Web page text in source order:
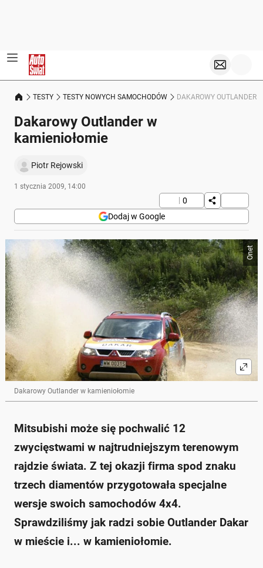
TESTY TESTY NOWYCH SAMOCHODÓW DAKAROWY OUTLANDER
Dakarowy Outlander w
kamieniołomie
Piotr Rejowski
1 stycznia 2009, 14:00
0
Dodaj w Google
Onet
Dakarowy Outlander w kamieniołomie
Mitsubishi może się pochwalić 12
zwycięstwami w najtrudniejszym terenowym
rajdzie świata. Z tej okazji firma spod znaku
trzech diamentów przygotowała specjalne
wersje swoich samochodów 4x4.
Sprawdziliśmy jak radzi sobie Outlander Dakar
w mieście i... w kamieniołomie.